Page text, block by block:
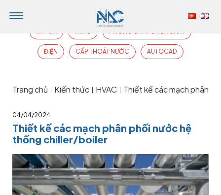
ĐIỆN CẤP THOÁT NƯỚC AUTOCAD
Trang chủ Kiến thức HVAC Thiết kế các mạch phân
04/04/2024
Thiết kế các mạch phân phối nước hệ
thống chiller/boiler